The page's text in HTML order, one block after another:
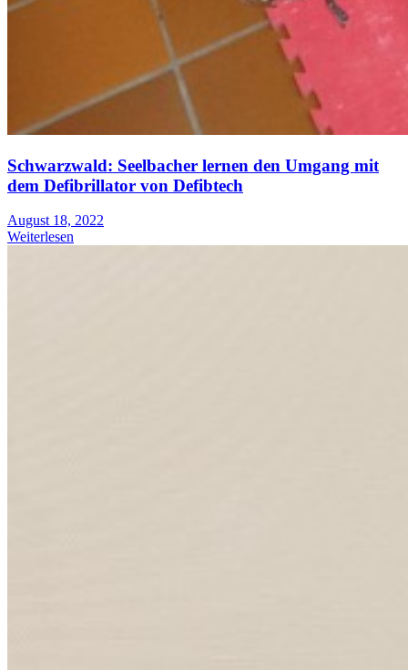
Schwarzwald: Seelbacher lernen den Umgang mit
dem Defibrillator von Defibtech
August 18, 2022
Weiterlesen